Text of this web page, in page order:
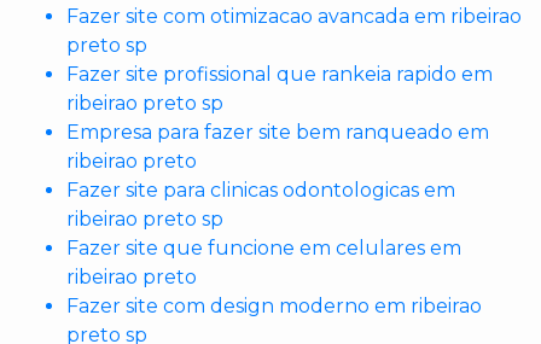
Fazer site com otimizacao avancada em ribeirao
preto sp
Fazer site profissional que rankeia rapido em
ribeirao preto sp
Empresa para fazer site bem ranqueado em
ribeirao preto
Fazer site para clinicas odontologicas em
ribeirao preto sp
Fazer site que funcione em celulares em
ribeirao preto
Fazer site com design moderno em ribeirao
preto sp